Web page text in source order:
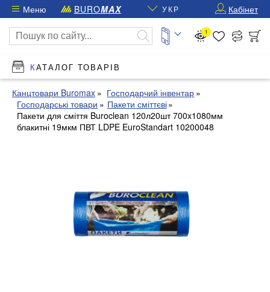
Меню BUROMAX УКР Кабінет
1
КАТАЛОГ ТОВАРІВ
Канцтовари Buromax
Господарчий інвентар
Господарські товари
Пакети сміттєві
Пакети для сміття Buroclean 120л20шт 700x1080мм
блакитні 19мкм ПВТ LDPE EuroStandart 10200048